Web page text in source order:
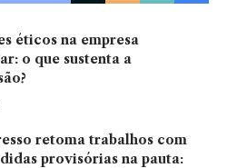
éticos na empresa
o que sustenta a
retoma trabalhos com
provisórias na pauta: